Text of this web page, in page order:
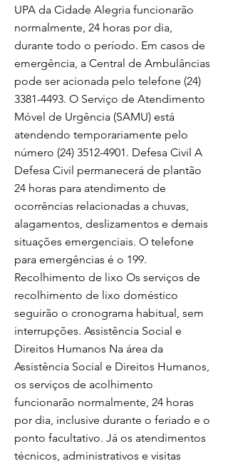
UPA da Cidade Alegria funcionarão
normalmente, 24 horas por dia,
durante todo o período. Em casos de
emergência, a Central de Ambulâncias
pode ser acionada pelo telefone (24)
3381-4493. O Serviço de Atendimento
Móvel de Urgência (SAMU) está
atendendo temporariamente pelo
número (24) 3512-4901. Defesa Civil A
Defesa Civil permanecerá de plantão
24 horas para atendimento de
ocorrências relacionadas a chuvas,
alagamentos, deslizamentos e demais
situações emergenciais. O telefone
para emergências é o 199.
Recolhimento de lixo Os serviços de
recolhimento de lixo doméstico
seguirão o cronograma habitual, sem
interrupções. Assistência Social e
Direitos Humanos Na área da
Assistência Social e Direitos Humanos,
os serviços de acolhimento
funcionarão normalmente, 24 horas
por dia, inclusive durante o feriado e o
ponto facultativo. Já os atendimentos
técnicos, administrativos e visitas